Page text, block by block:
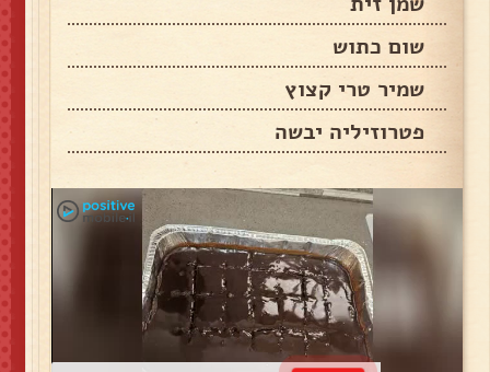
שום כתוש
שמיר טרי קצוץ
פטרוזיליה יבשה